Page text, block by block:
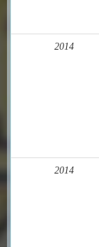
2014
2014